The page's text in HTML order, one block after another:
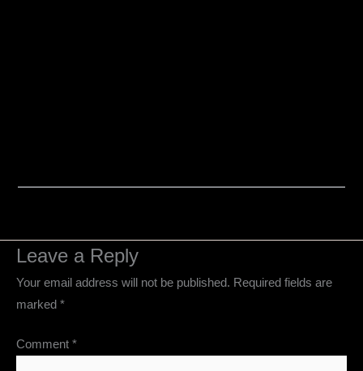
Leave a Reply
Your email address will not be published. Required fields are
marked *
Comment *